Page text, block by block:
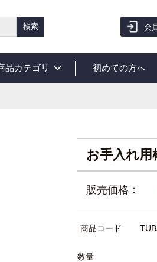
検索 会
品カテゴリ 初めての方へ
お手入れ用
販売価格：
商品コード
数量